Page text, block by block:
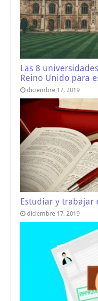
Las 8
Reino Unido para
diciembre 17, 2019
Estudiar y trabajar
diciembre 17, 2019